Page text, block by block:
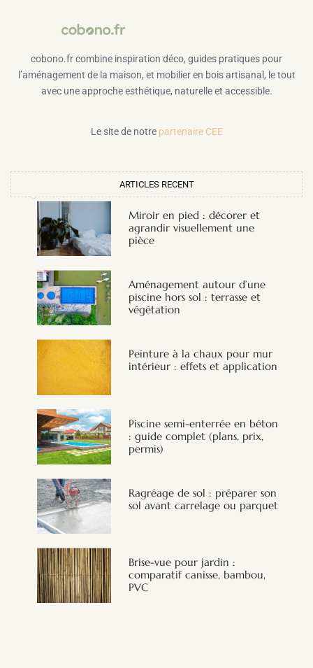
cobono.fr combine inspiration déco, guides pratiques pour
l’aménagement de la maison, et mobilier en bois artisanal, le tout
avec une approche esthétique, naturelle et accessible.
Le site de notre partenaire CEE
ARTICLES RECENT
Miroir en pied : décorer et
agrandir visuellement une
pièce
Aménagement autour d’une
piscine hors sol : terrasse et
végétation
Peinture à la chaux pour mur
intérieur : effets et application
Piscine semi-enterrée en béton
: guide complet (plans, prix,
permis)
Ragréage de sol : préparer son
sol avant carrelage ou parquet
Brise-vue pour jardin :
comparatif canisse, bambou,
PVC